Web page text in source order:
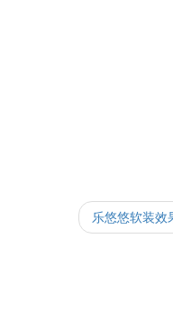
乐悠悠软装效